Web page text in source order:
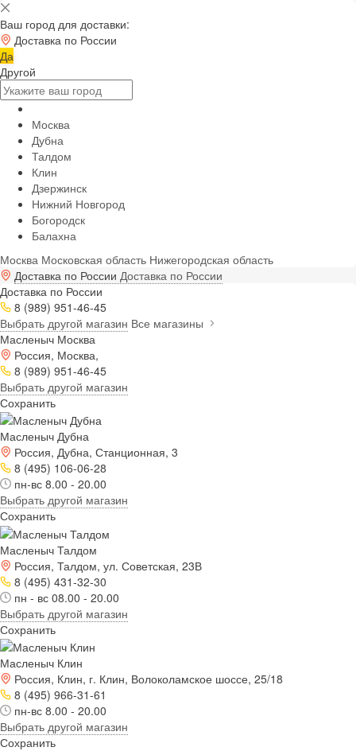
Ваш город для доставки:
Доставка по России
Да
Другой
Москва
Дубна
Талдом
Клин
Дзержинск
Нижний Новгород
Богородск
Балахна
Москва Московская область Нижегородская область
Доставка по России Доставка по России
Доставка по России
8 (989) 951-46-45
Выбрать другой магазин Все магазины
Масленыч Москва
Россия, Москва,
8 (989) 951-46-45
Выбрать другой магазин
Сохранить
Масленыч Дубна
Россия, Дубна, Станционная, 3
8 (495) 106-06-28
пн-вс 8.00 - 20.00
Выбрать другой магазин
Сохранить
Масленыч Талдом
Россия, Талдом, ул. Советская, 23В
8 (495) 431-32-30
пн - вс 08.00 - 20.00
Выбрать другой магазин
Сохранить
Масленыч Клин
Россия, Клин, г. Клин, Волоколамское шоссе, 25/18
8 (495) 966-31-61
пн-вс 8.00 - 20.00
Выбрать другой магазин
Сохранить